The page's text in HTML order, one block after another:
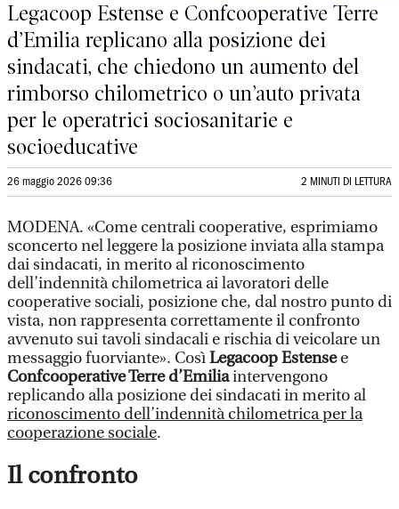
Legacoop Estense e Confcooperative Terre
d’Emilia replicano alla posizione dei
sindacati, che chiedono un aumento del
rimborso chilometrico o un’auto privata
per le operatrici sociosanitarie e
socioeducative
26 maggio 2026 09:36 2 MINUTI DI LETTURA
MODENA. «Come centrali cooperative, esprimiamo
sconcerto nel leggere la posizione inviata alla stampa
dai sindacati, in merito al riconoscimento
dell’indennità chilometrica ai lavoratori delle
cooperative sociali, posizione che, dal nostro punto di
vista, non rappresenta correttamente il confronto
avvenuto sui tavoli sindacali e rischia di veicolare un
messaggio fuorviante». CosìLegacoop Estensee
Confcooperative Terre d’Emiliaintervengono
replicando alla posizione dei sindacati in merito al
riconoscimento dell’indennità chilometrica per la
cooperazione sociale.
Il confronto